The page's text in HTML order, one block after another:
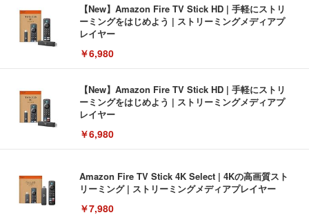
【New】Amazon Fire TV Stick HD | 手軽にストリ
ーミングをはじめよう | ストリーミングメディアプ
レイヤー
￥6,980
【New】Amazon Fire TV Stick HD | 手軽にストリ
ーミングをはじめよう | ストリーミングメディアプ
レイヤー
￥6,980
Amazon Fire TV Stick 4K Select | 4Kの高画質スト
リーミング | ストリーミングメディアプレイヤー
￥7,980